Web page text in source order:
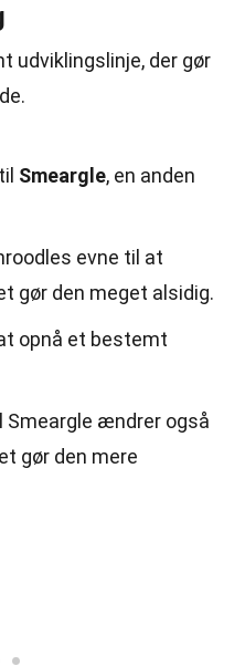
udviklingslinje, der gør
Smeargle, en anden
evne til at
gør den meget alsidig.
opnå et bestemt
Smeargle ændrer også
gør den mere